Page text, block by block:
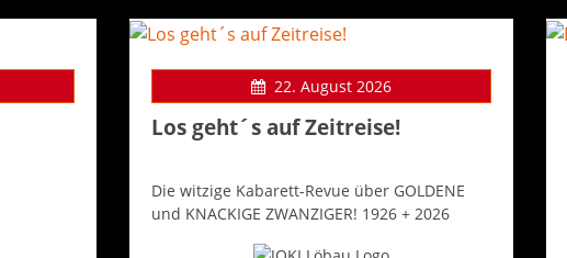
22. August 2026
Los geht´s auf Zeitreise!
Die witzige Kabarett-Revue über GOLDENE
und KNACKIGE ZWANZIGER! 1926 + 2026